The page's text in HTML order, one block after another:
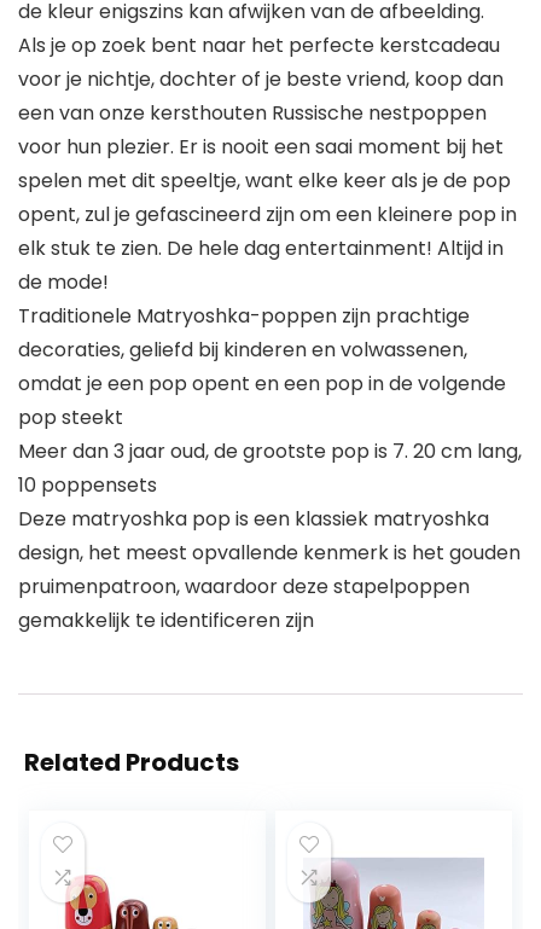
de kleur enigszins kan afwijken van de afbeelding.
Als je op zoek bent naar het perfecte kerstcadeau
voor je nichtje, dochter of je beste vriend, koop dan
een van onze kersthouten Russische nestpoppen
voor hun plezier. Er is nooit een saai moment bij het
spelen met dit speeltje, want elke keer als je de pop
opent, zul je gefascineerd zijn om een kleinere pop in
elk stuk te zien. De hele dag entertainment! Altijd in
de mode!
Traditionele Matryoshka-poppen zijn prachtige
decoraties, geliefd bij kinderen en volwassenen,
omdat je een pop opent en een pop in de volgende
pop steekt
Meer dan 3 jaar oud, de grootste pop is 7. 20 cm lang,
10 poppensets
Deze matryoshka pop is een klassiek matryoshka
design, het meest opvallende kenmerk is het gouden
pruimenpatroon, waardoor deze stapelpoppen
gemakkelijk te identificeren zijn
Related Products